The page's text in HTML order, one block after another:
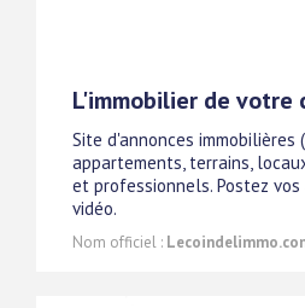
L'immobilier de votre
Site d'annonces immobilières
appartements, terrains,
et professionnels. Postez vos
vidéo.
Nom officiel :